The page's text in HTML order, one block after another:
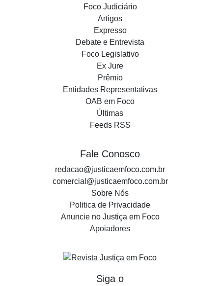
Foco Judiciário
Artigos
Expresso
Debate e Entrevista
Foco Legislativo
Ex Jure
Prêmio
Entidades Representativas
OAB em Foco
Últimas
Feeds RSS
Fale Conosco
redacao@justicaemfoco.com.br
comercial@justicaemfoco.com.br
Sobre Nós
Politica de Privacidade
Anuncie no Justiça em Foco
Apoiadores
Siga o